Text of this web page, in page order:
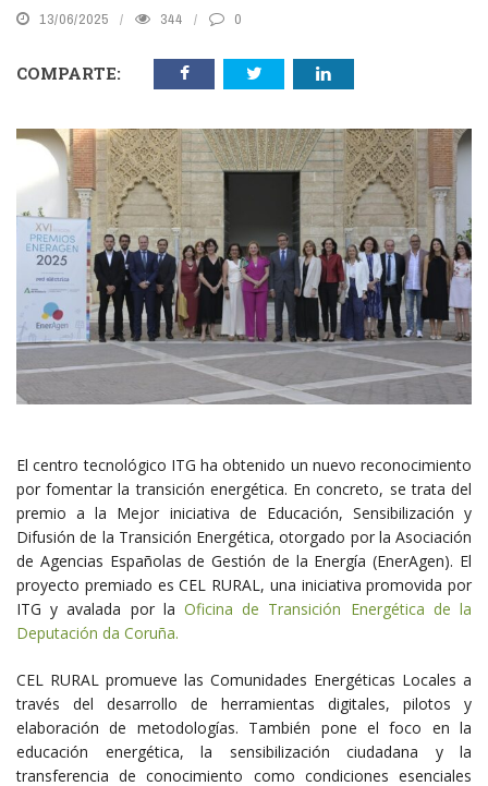
13/06/2025 344 0
COMPARTE:
El centro tecnológico ITG ha obtenido un nuevo reconocimiento
por fomentar la transición energética. En concreto, se trata del
premio a la Mejor iniciativa de Educación, Sensibilización y
Difusión de la Transición Energética, otorgado por la Asociación
de Agencias Españolas de Gestión de la Energía (EnerAgen). El
proyecto premiado es CEL RURAL, una iniciativa promovida por
ITG y avalada por la Oficina de Transición Energética de la
Deputación da Coruña.
CEL RURAL promueve las Comunidades Energéticas Locales a
través del desarrollo de herramientas digitales, pilotos y
elaboración de metodologías. También pone el foco en la
educación energética, la sensibilización ciudadana y la
transferencia de conocimiento como condiciones esenciales